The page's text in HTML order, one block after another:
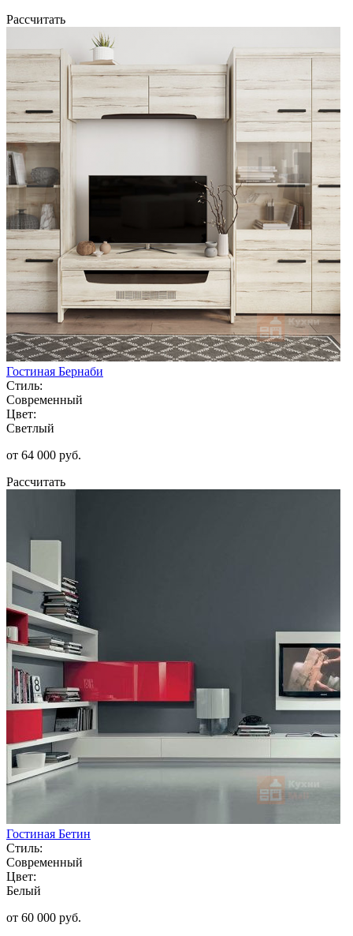
Рассчитать
Гостиная Бернаби
Стиль:
Современный
Цвет:
Светлый
от 64 000 руб.
Рассчитать
Гостиная Бетин
Стиль:
Современный
Цвет:
Белый
от 60 000 руб.